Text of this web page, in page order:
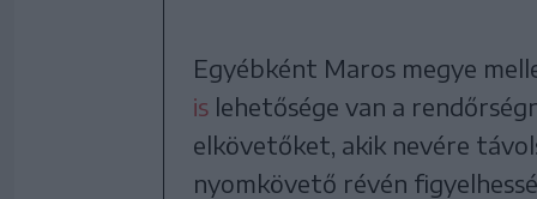
Egyébként Maros megye
is lehetősége van a
elkövetőket, akik nevére
nyomkövető révén